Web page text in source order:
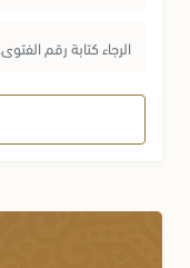
الحقوق المعنوية
صلة الرحم